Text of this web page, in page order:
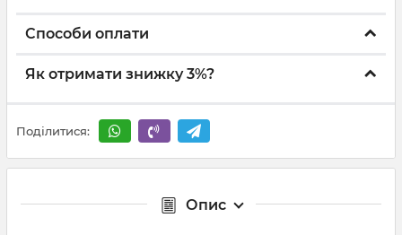
Способи оплати
Як отримати знижку 3%?
Поділитися:
Опис